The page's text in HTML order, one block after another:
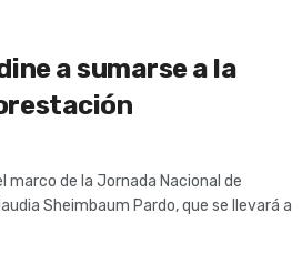
a sumarse a la
marco de la Jornada Nacional de
Sheimbaum Pardo, que se llevará a